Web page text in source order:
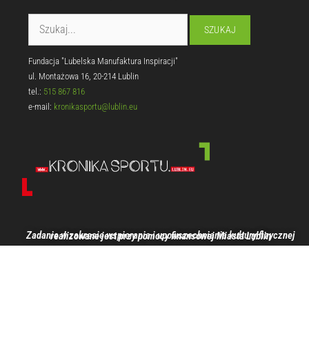
Fundacja "Lubelska Manufaktura Inspiracji"
ul. Montażowa 16, 20-214 Lublin
tel.: 515 867 816
e-mail: kronikasportu@lublin.eu
Zadanie w zakresie wspierania i upowszechniania kultury fizycznej realizowane jest przy pomocy finansowej Miasta Lublin